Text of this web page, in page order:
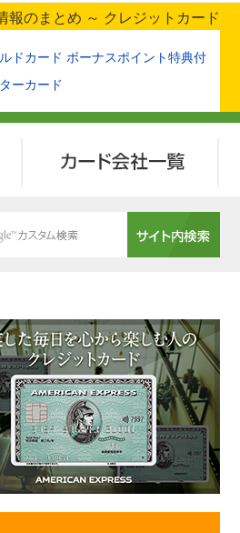
報のまとめ ～ クレジットカード
ドカード ボーナスポイント特典付
ーカード